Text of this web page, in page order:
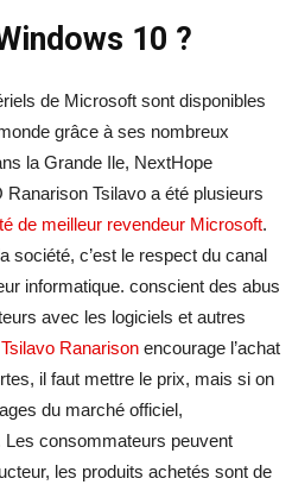
10 ?
de Microsoft sont disponibles
grâce à ses nombreux
la Grande Ile, NextHope
Tsilavo a été plusieurs
de meilleur revendeur Microsoft.
société, c’est le respect du canal
informatique. conscient des abus
avec les logiciels et autres
Tsilavo Ranarison encourage l’achat
il faut mettre le prix, mais si on
du marché officiel,
Les consommateurs peuvent
les produits achetés sont de